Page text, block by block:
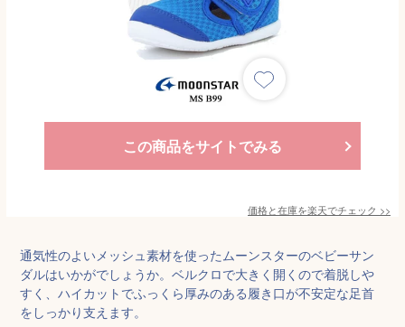
この商品をサイトでみる
価格と在庫を楽天でチェック >>
通気性のよいメッシュ素材を使ったムーンスターのベビーサン
ダルはいかがでしょうか。ベルクロで大きく開くので着脱しや
すく、ハイカットでふっくら厚みのある履き口が不安定な足首
をしっかり支えます。